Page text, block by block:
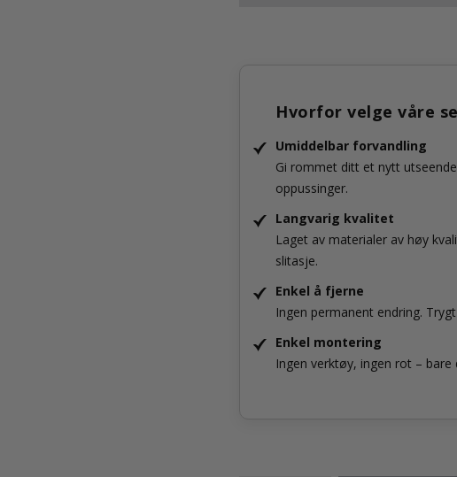
Hvorfor velge våre
Umiddelbar forvandling
Gi rommet ditt et nytt
oppussinger.
Langvarig kvalitet
Laget av materialer av høy
slitasje.
Enkel å fjerne
Ingen permanent endring.
Enkel montering
Ingen verktøy, ingen rot – bare